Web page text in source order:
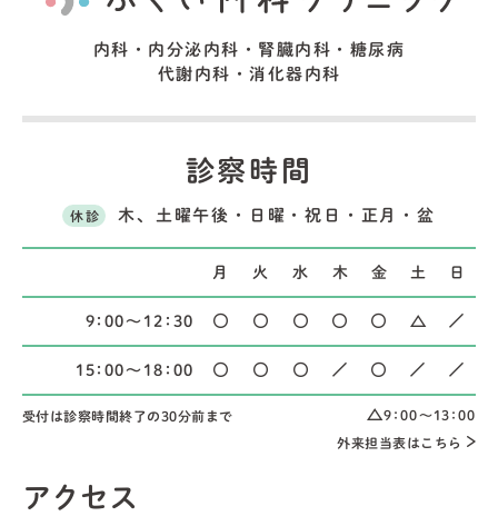
内科・内分泌内科・腎臓内科・糖尿病
代謝内科・消化器内科
診察時間
休診 木、土曜午後・日曜・祝日・正月・盆
月 火 水 木 金 土 日
9：00～12：30
15：00～18：00
受付は診察時間終了の30分前まで 9：00～13：00
外来担当表はこちら
アクセス